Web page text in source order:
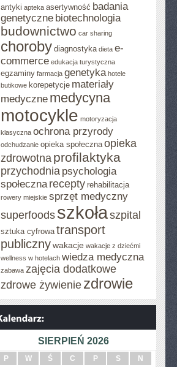
antyki apteka asertywność badania
genetyczne biotechnologia
budownictwo car sharing
choroby diagnostyka dieta e-
commerce edukacja turystyczna
egzaminy farmacja genetyka hotele
butikowe korepetycje materiały
medyczne medycyna
motocykle motoryzacja
klasyczna ochrona przyrody
odchudzanie opieka społeczna opieka
zdrowotna profilaktyka
przychodnia psychologia
społeczna recepty rehabilitacja
rowery miejskie sprzęt medyczny
superfoods szkołaszpital
sztuka cyfrowa transport
publicznywakacje wakacje z dziećmi
wellness w hotelach wiedza medyczna
zabawa zajęcia dodatkowe
zdrowe żywienie zdrowie
SIERPIEŃ 2026
P W Ś C P S
N